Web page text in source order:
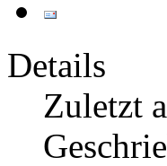
Details
Zuletzt